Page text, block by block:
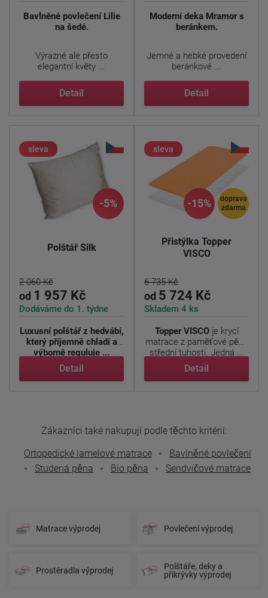
Bavlněné povlečení Lilie
na šedé.
Výrazné ale přesto
elegantní květy ...
Detail
Moderní deka Mramor s
beránkem.
Jemné a hebké provedení
beránkové ...
Detail
sleva
-5%
Polštář Silk
2 060 Kč
od 1 957 Kč
Dodáváme do 1. týdne
Luxusní polštář z hedvábí,
který příjemně chladí a
výborně reguluje ...
Detail
sleva
-15%
doprava
zdarma
Přistýlka Topper
VISCO
6 735 Kč
od 5 724 Kč
Skladem 4 ks
Topper VISCOje krycí
matrace z paměťové pěny
střední tuhosti. Jedná ...
Detail
Zákazníci také nakupují podle těchto kritérií:
Ortopedické lamelové matrace
Bavlněné povlečení
Studená pěna
Bio pěna Sendvičové matrace
Matrace výprodej Povlečení výprodej
Prostěradla výprodej
Polštáře, deky a
přikrývky výprodej